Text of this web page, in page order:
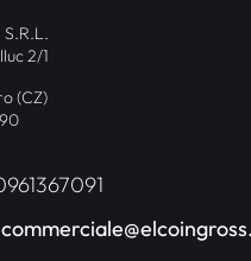
2/1
(CZ)